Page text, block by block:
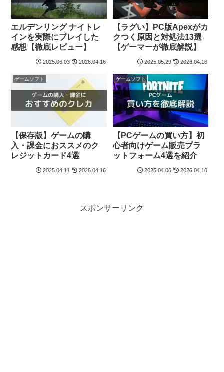
エルデンリング ナイトレ
インを実際にプレイした
感想【徹底レビュー】
2025.06.03 2026.04.16
【ラグい】PC版Apexがカ
クつく原因と対処法13選
【ゲーマーが徹底解説】
2025.05.29 2026.04.16
ゲームソフト
【保存版】ゲームの購
入・課金におススメのク
レジットカード4選
2025.04.11 2026.04.16
ゲームソフト
【PCゲームの買い方】初
心者向けゲーム販売プラ
ットフォーム4選を紹介
2025.04.06 2026.04.16
スポンサーリンク